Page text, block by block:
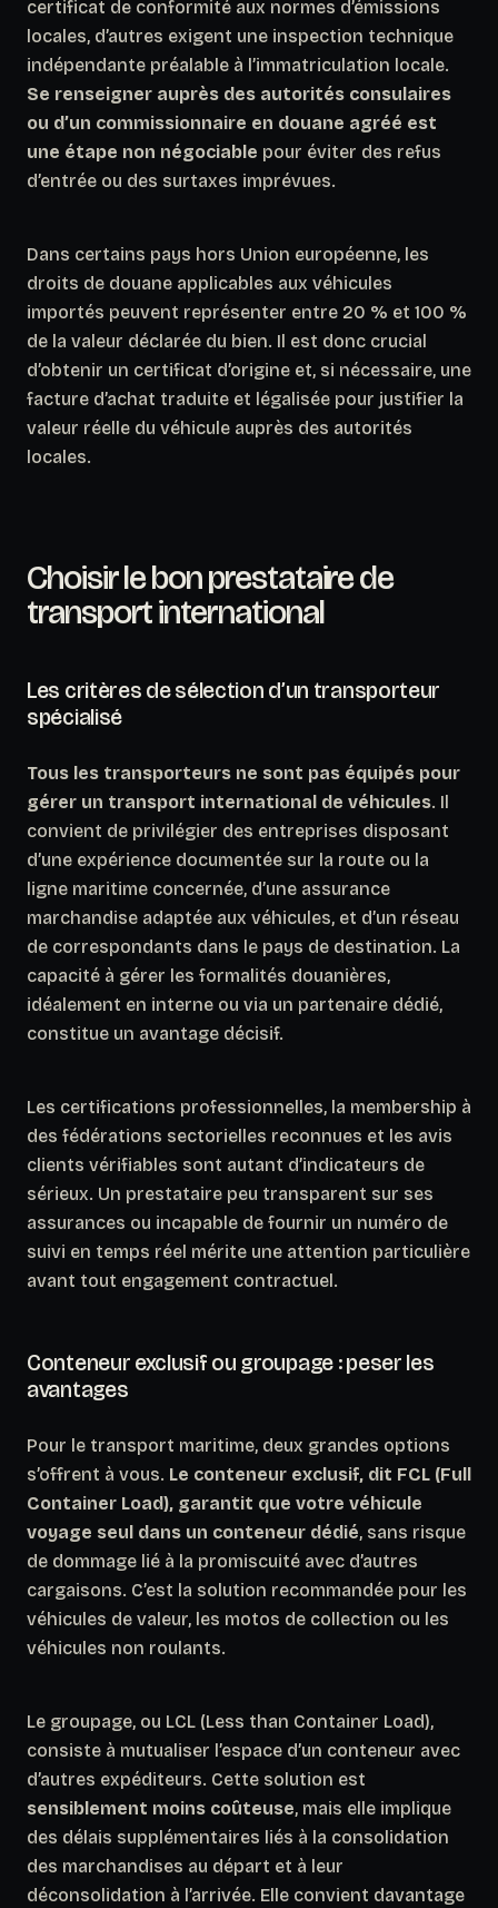
certificat de conformité aux normes d’émissions
locales, d’autres exigent une inspection technique
indépendante préalable à l’immatriculation locale.
Se renseigner auprès des autorités consulaires
ou d’un commissionnaire en douane agréé est
une étape non négociable pour éviter des refus
d’entrée ou des surtaxes imprévues.
Dans certains pays hors Union européenne, les
droits de douane applicables aux véhicules
importés peuvent représenter entre 20 % et 100 %
de la valeur déclarée du bien. Il est donc crucial
d’obtenir un certificat d’origine et, si nécessaire, une
facture d’achat traduite et légalisée pour justifier la
valeur réelle du véhicule auprès des autorités
locales.
Choisir le bon prestataire de
transport international
Les critères de sélection d’un transporteur
spécialisé
Tous les transporteurs ne sont pas équipés pour
gérer un transport international de véhicules. Il
convient de privilégier des entreprises disposant
d’une expérience documentée sur la route ou la
ligne maritime concernée, d’une assurance
marchandise adaptée aux véhicules, et d’un réseau
de correspondants dans le pays de destination. La
capacité à gérer les formalités douanières,
idéalement en interne ou via un partenaire dédié,
constitue un avantage décisif.
Les certifications professionnelles, la membership à
des fédérations sectorielles reconnues et les avis
clients vérifiables sont autant d’indicateurs de
sérieux. Un prestataire peu transparent sur ses
assurances ou incapable de fournir un numéro de
suivi en temps réel mérite une attention particulière
avant tout engagement contractuel.
Conteneur exclusif ou groupage : peser les
avantages
Pour le transport maritime, deux grandes options
s’offrent à vous. Le conteneur exclusif, dit FCL (Full
Container Load), garantit que votre véhicule
voyage seul dans un conteneur dédié, sans risque
de dommage lié à la promiscuité avec d’autres
cargaisons. C’est la solution recommandée pour les
véhicules de valeur, les motos de collection ou les
véhicules non roulants.
Le groupage, ou LCL (Less than Container Load),
consiste à mutualiser l’espace d’un conteneur avec
d’autres expéditeurs. Cette solution est
sensiblement moins coûteuse, mais elle implique
des délais supplémentaires liés à la consolidation
des marchandises au départ et à leur
déconsolidation à l’arrivée. Elle convient davantage